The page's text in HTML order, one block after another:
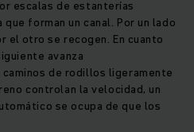
escalas de estanterías
forman un canal. Por un lado
el otro se recogen. En cuanto
avanza
de rodillos ligeramente
controlan la velocidad, un
se ocupa de que los